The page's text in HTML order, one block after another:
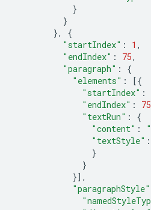
}
}
},
{
"startIndex" : 1 ,
"endIndex" : 75,
"paragraph" :
{
"elements" :
[{
"startIndex" :
"endIndex" : 75
"textRun" :
{
"content" :
"textStyle" :
}
}
}],
"paragraphStyle"